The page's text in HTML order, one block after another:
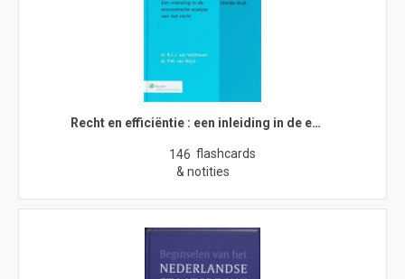
Recht en efficiëntie : een inleiding in de e…
146 flashcards
& notities